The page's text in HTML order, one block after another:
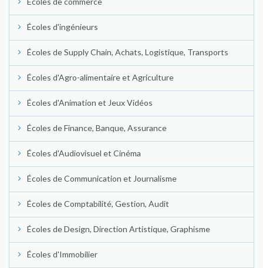
Écoles d'ingénieurs
Écoles de Supply Chain, Achats, Logistique, Transports
Écoles d'Agro-alimentaire et Agriculture
Écoles d'Animation et Jeux Vidéos
Écoles de Finance, Banque, Assurance
Écoles d'Audiovisuel et Cinéma
Écoles de Communication et Journalisme
Écoles de Comptabilité, Gestion, Audit
Écoles de Design, Direction Artistique, Graphisme
Écoles d'Immobilier